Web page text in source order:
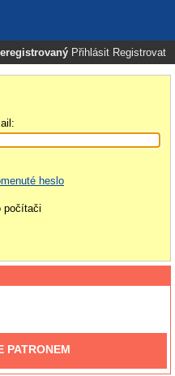
Přihlásit Registrovat
heslo
počítači
PATRONEM